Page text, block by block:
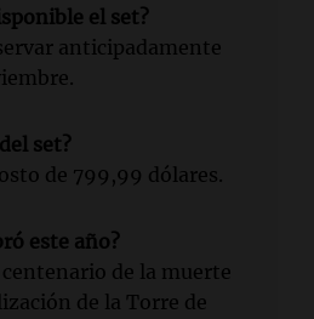
el set?
anticipadamente
set?
de 799,99 dólares.
este año?
de la muerte
de la Torre de